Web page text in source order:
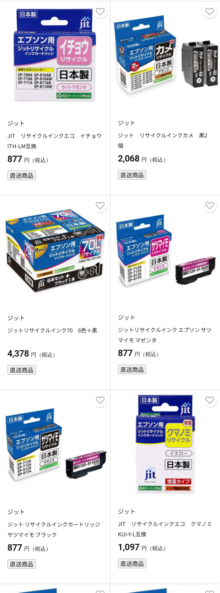
ジット
JIT リサイクルインクエコ イチョウ
ITH-LM互換
877 円（税込）
直送商品
ジット
ジット リサイクルインクカメ 黒2
個
2,068 円（税込）
直送商品
ジット
ジットリサイクルインク70 6色＋黒
4,378 円（税込）
直送商品
ジット
ジットリサイクルインク エプソン サツ
マイモ マゼンタ
877 円（税込）
直送商品
ジット
ジット リサイクルインクカートリッジ
サツマイモ ブラック
877 円（税込）
直送商品
ジット
JIT リサイクルインクエコ クマノミ
KUI-Y-L互換
1,097 円（税込）
直送商品